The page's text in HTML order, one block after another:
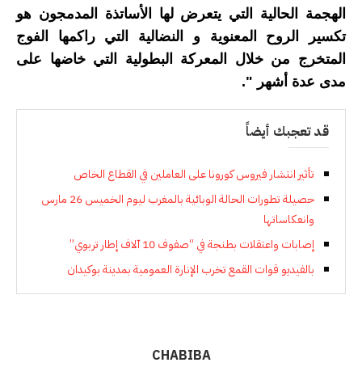
الهجمة الحالية التي يتعرض لها الأساتذة المدمجون هو
تكسير الروح المعنوية و النضالية التي راكمها الفوج
المتخرج من خلال المعركة البطولية التي خاضها على
مدى عدة أشهر ".
قد تعجبك أيضاً
تأثير انتشار فيروس كورونا على العاملين في القطاع الخاص
حصيلة تطورات الحالة الوبائية بالمغرب ليوم الخميس 26 مارس
وانعكاساتها
إصابات واعتقلات بطنجة في “صفوف 10 آلاف إطار تربوي”
بالفيديو قوات القمع تخرب الإنارة العمومية بمدينة بوكيدان
CHABIBA